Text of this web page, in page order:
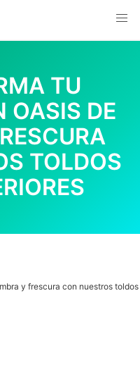
TU
OASIS DE
TOLDOS
y frescura con nuestros